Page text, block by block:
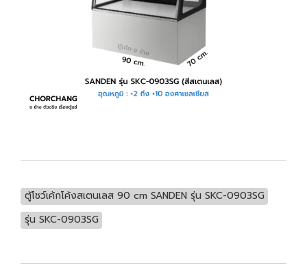
ตู้โชว์เค้กโค้งสเตนเลส 90 cm SANDEN รุ่น SKC-0903SG
รุ่น SKC-0903SG